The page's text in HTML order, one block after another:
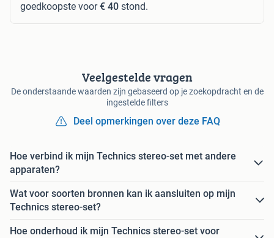
goedkoopste voor€ 40 stond.
Veelgestelde vragen
De onderstaande waarden zijn gebaseerd op je zoekopdracht en de
ingestelde filters
Deel opmerkingen over deze FAQ
Hoe verbind ik mijn Technics stereo-set met andere
apparaten?
Wat voor soorten bronnen kan ik aansluiten op mijn
Technics stereo-set?
Hoe onderhoud ik mijn Technics stereo-set voor